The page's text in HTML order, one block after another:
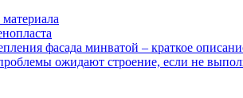
фасада минватой – краткое
ожидают строение, если не